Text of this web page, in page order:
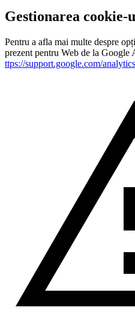
Gestionarea
Pentru a afla mai multe despre
prezent pentru Web de la Google
ttps://support.google.com/